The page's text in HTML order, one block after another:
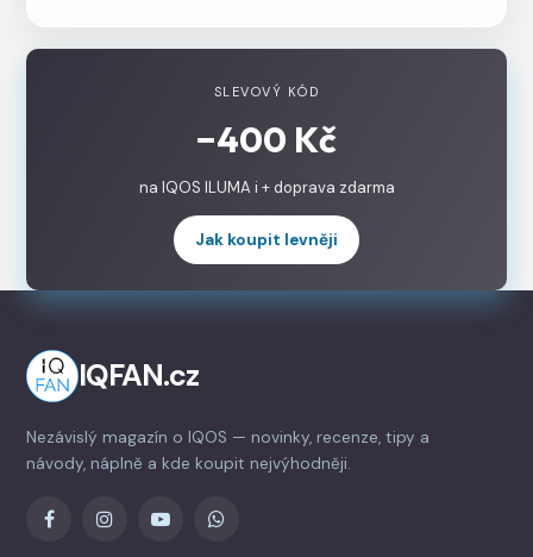
SLEVOVÝ KÓD
−400 Kč
na IQOS ILUMA i + doprava zdarma
Jak koupit levněji
IQFAN.cz
Nezávislý magazín o IQOS — novinky, recenze, tipy a
návody, náplně a kde koupit nejvýhodněji.